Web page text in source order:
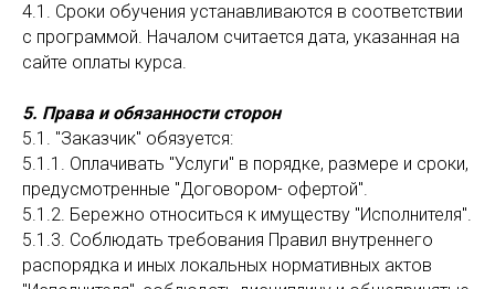
4.1. Сроки обучения устанавливаются в соответствии
с программой. Началом считается дата, указанная на
сайте оплаты курса.
5. Права и обязанности сторон
5.1. "Заказчик" обязуется:
5.1.1. Оплачивать "Услуги" в порядке, размере и сроки,
предусмотренные "Договором- офертой".
5.1.2. Бережно относиться к имуществу "Исполнителя".
5.1.3. Соблюдать требования Правил внутреннего
распорядка и иных локальных нормативных актов